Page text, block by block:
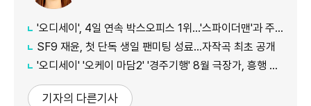
'오디세이', 4일 연속 박스오피스 1위…'스파이더맨'과 주말 흥행 접전
SF9 재윤, 첫 단독 생일 팬미팅 성료…자작곡 최초 공개
'오디세이' '오케이 마담2' '경주기행' 8월 극장가, 흥행 바통 이어갈 신작은
기자의 다른기사